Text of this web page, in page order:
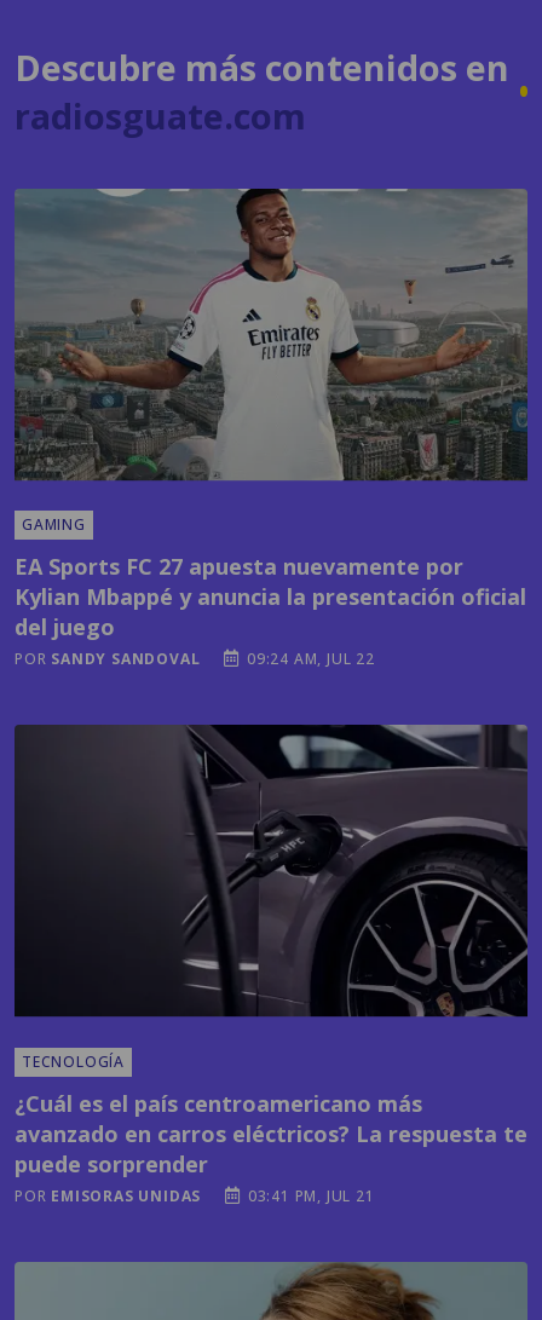
radiosguate.com
GAMING
Kylian Mbappé y anuncia la presentación oficial
del juego
PORSANDY SANDOVAL 09:24 AM, JUL 22
avanzado en carros eléctricos? La respuesta te
puede sorprender
EMISORAS UNIDAS 03:41 PM, JUL 21